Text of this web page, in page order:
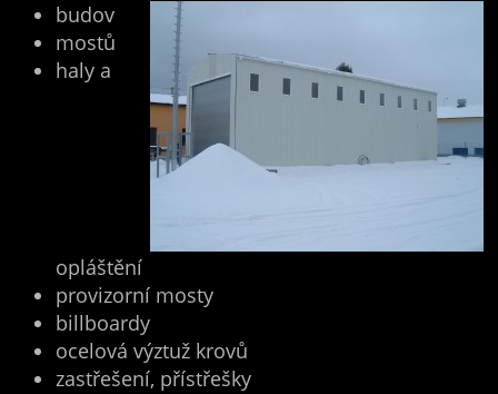
budov
mostů
haly a
opláštění
provizorní mosty
billboardy
ocelová výztuž krovů
zastřešení, přístřešky